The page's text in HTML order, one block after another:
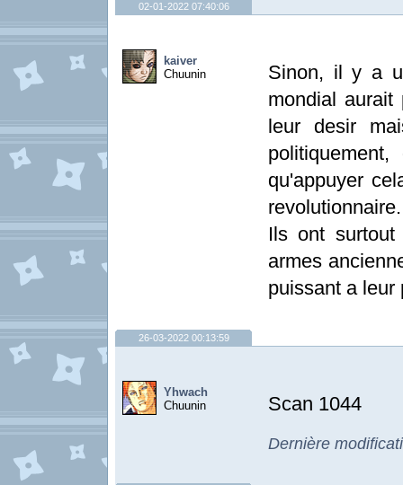
02-01-2022 07:40:06
kaiver
Chuunin
Sinon, il y a
mondial
leur desir
qu'appuyer
revolutionnaire.
Ils ont
armes
puissant a leur
26-03-2022 00:13:59
Yhwach
Chuunin
Scan 1044
Dernière